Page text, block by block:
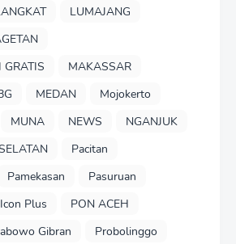
LUMAJANG
GRATIS
MAKASSAR
MEDAN
Mojokerto
MUNA NEWS
NGANJUK
Pacitan
Pamekasan
Pasuruan
Plus
PON ACEH
Gibran
Probolinggo